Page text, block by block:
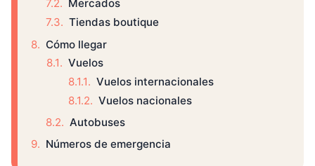
Mercados
Tiendas boutique
Cómo llegar
Vuelos
Vuelos internacionales
Vuelos nacionales
Autobuses
Números de emergencia